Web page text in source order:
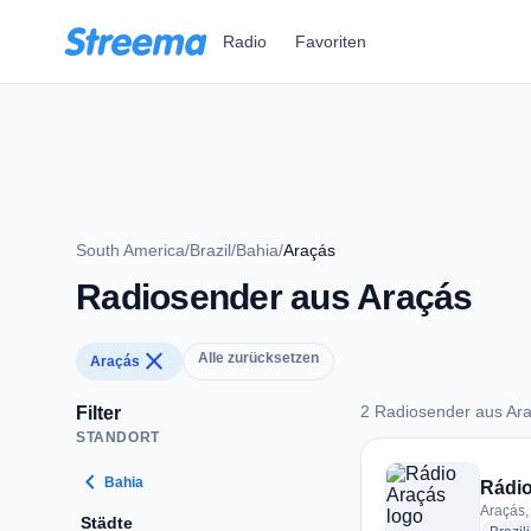
Radio Favoriten
South America/Brazil/Bahia/Araçás
Radiosender aus Araçás
Araçás close Alle zurücksetzen
Filter
STANDORT
chevron_left Bahia
Städte
2 Radiosender aus
2 Radiosender aus
Araçás,